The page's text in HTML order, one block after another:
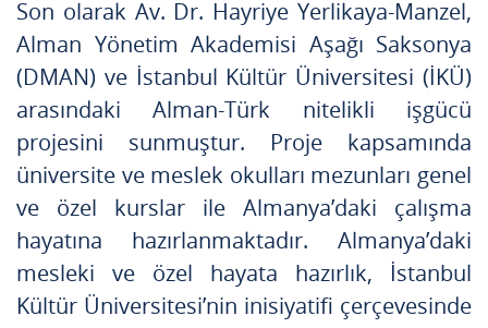
Son olarak Av. Dr. Hayriye Yerlikaya-Manzel,
Alman Yönetim Akademisi Aşağı Saksonya
(DMAN) ve İstanbul Kültür Üniversitesi (İKÜ)
arasındaki Alman-Türk nitelikli işgücü
projesini sunmuştur. Proje kapsamında
üniversite ve meslek okulları mezunları genel
ve özel kurslar ile Almanya’daki çalışma
hayatına hazırlanmaktadır. Almanya’daki
mesleki ve özel hayata hazırlık, İstanbul
Kültür Üniversitesi’nin inisiyatifi çerçevesinde